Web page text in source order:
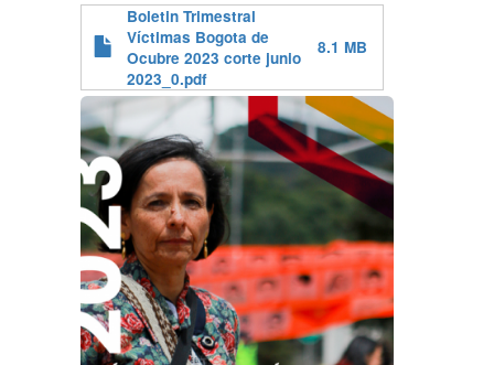
Boletin Trimestral
Víctimas Bogota de
Ocubre 2023 corte junio
2023_0.pdf
8.1 MB